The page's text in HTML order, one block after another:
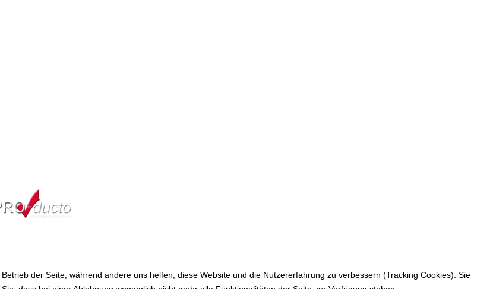
der Seite, während andere uns helfen, diese Website und die Nutzererfahrung zu verbessern (Tracking Cookies). Sie